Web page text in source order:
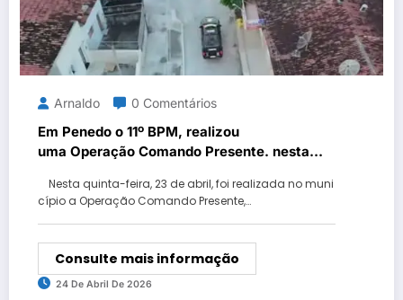
Arnaldo 0 Comentários
Em Penedo o 11º BPM, realizou
uma Operação Comando Presente. nesta
Nesta quinta-feira, 23 de abril, foi realizada no muni
cípio a Operação Comando Presente,…
Consulte mais informação
24 De Abril De 2026